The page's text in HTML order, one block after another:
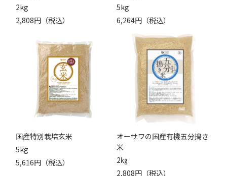
2kg
2,808円（税込）
5kg
6,264円（税込）
国産特別栽培玄米
5kg
5,616円（税込）
オーサワの国産有機五分搗き
米
2㎏
2,808円（税込）